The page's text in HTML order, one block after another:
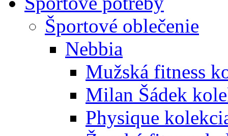
Športové oblečenie
Nebbia
Mužská fitness
Milan Šádek
Physique